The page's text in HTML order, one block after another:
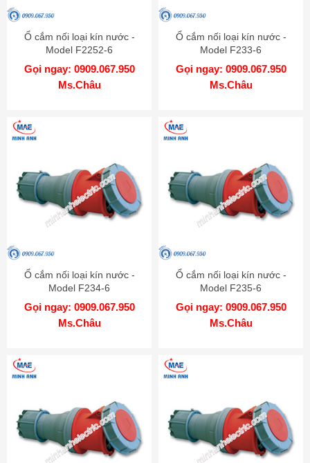
Ổ cắm nối loại kín nước -
Model F2252-6
Gọi ngay: 0909.067.950
Ms.Châu
Ổ cắm nối loại kín nước -
Model F233-6
Gọi ngay: 0909.067.950
Ms.Châu
Ổ cắm nối loại kín nước -
Model F234-6
Gọi ngay: 0909.067.950
Ms.Châu
Ổ cắm nối loại kín nước -
Model F235-6
Gọi ngay: 0909.067.950
Ms.Châu